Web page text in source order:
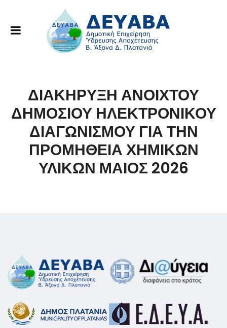
ΔΙΑΚΗΡΥΞΗ ΑΝΟΙΧΤΟΥ
ΔΗΜΟΣΙΟΥ ΗΛΕΚΤΡΟΝΙΚΟΥ
ΔΙΑΓΩΝΙΣΜΟΥ ΓΙΑ ΤΗΝ
ΠΡΟΜΗΘΕΙΑ ΧΗΜΙΚΩΝ
ΥΛΙΚΩΝ ΜΑΙΟΣ 2026